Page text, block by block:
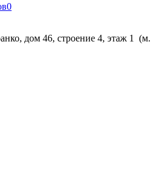
0
дом 46, строение 4, этаж 1 (м.